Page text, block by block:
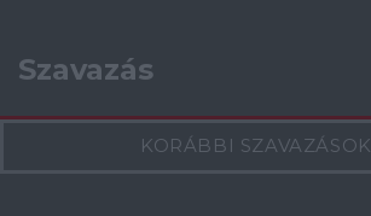
Szavazás
KORÁBBI SZAVAZÁSOK